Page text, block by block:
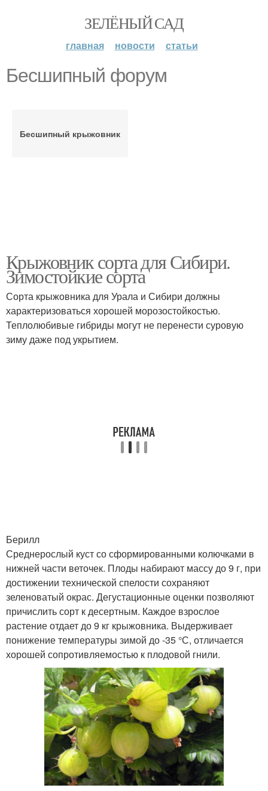
ЗЕЛЁНЫЙ САД
главная новости статьи
Бесшипный форум
Бесшипный крыжовник
Крыжовник сорта для Сибири.
Зимостойкие сорта
Сорта крыжовника для Урала и Сибири должны
характеризоваться хорошей морозостойкостью.
Теплолюбивые гибриды могут не перенести суровую
зиму даже под укрытием.
Берилл
Среднерослый куст со сформированными колючками в
нижней части веточек. Плоды набирают массу до 9 г, при
достижении технической спелости сохраняют
зеленоватый окрас. Дегустационные оценки позволяют
причислить сорт к десертным. Каждое взрослое
растение отдает до 9 кг крыжовника. Выдерживает
понижение температуры зимой до -35 °С, отличается
хорошей сопротивляемостью к плодовой гнили.